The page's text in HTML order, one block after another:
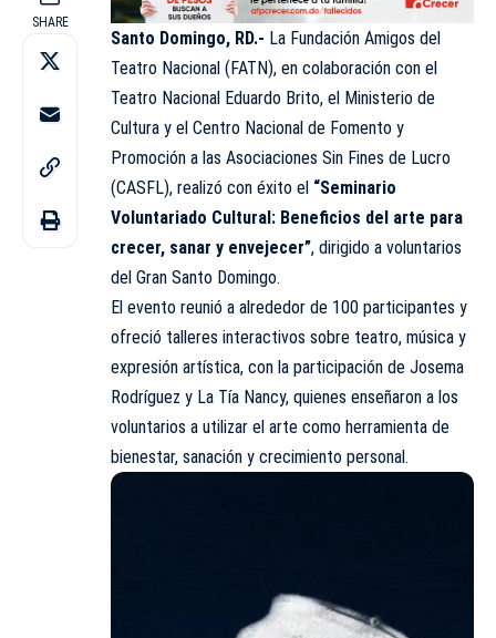
SHARE
Santo Domingo, RD.- La Fundación Amigos del
Teatro Nacional (FATN), en colaboración con el
Teatro Nacional Eduardo Brito, el Ministerio de
Cultura y el Centro Nacional de Fomento y
Promoción a las Asociaciones Sin Fines de Lucro
(CASFL), realizó con éxito el “Seminario
Voluntariado Cultural: Beneficios del arte para
crecer, sanar y envejecer”, dirigido a voluntarios
del Gran Santo Domingo.
El evento reunió a alrededor de 100 participantes y
ofreció talleres interactivos sobre teatro, música y
expresión artística, con la participación de Josema
Rodríguez y La Tía Nancy, quienes enseñaron a los
voluntarios a utilizar el arte como herramienta de
bienestar, sanación y crecimiento personal.